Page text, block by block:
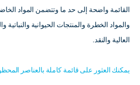
القائمة واضحة إلى حد ما وتتضمن المواد
والمواد الخطرة والمنتجات الحيوانية والنباتية
العالية والنقد.
يمكنك العثور على قائمة كاملة بالعناصر